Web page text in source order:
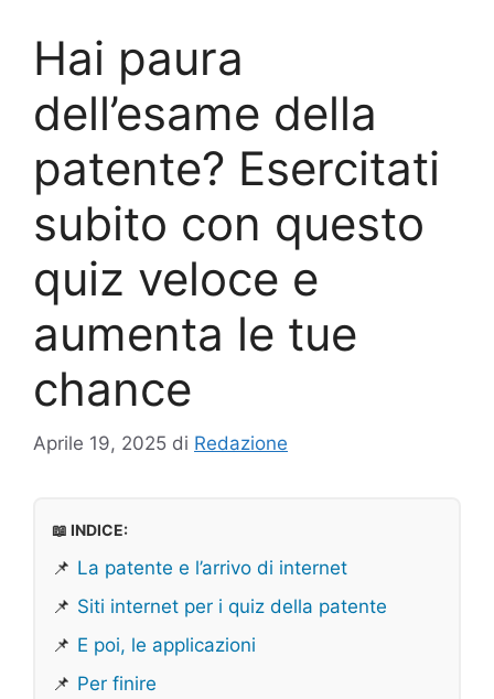
Hai paura
dell’esame della
patente? Esercitati
subito con questo
quiz veloce e
aumenta le tue
chance
Aprile 19, 2025 di Redazione
📖 INDICE:
📌 La patente e l’arrivo di internet
📌 Siti internet per i quiz della patente
📌 E poi, le applicazioni
📌 Per finire